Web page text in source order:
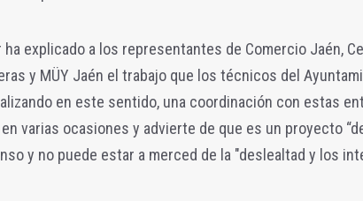
ha explicado a los representantes de Comercio Jaén,
y MÜY Jaén el trabajo que los técnicos del
en este sentido, una coordinación con estas
varias ocasiones y advierte de que es un proyecto
y no puede estar a merced de la "deslealtad y los